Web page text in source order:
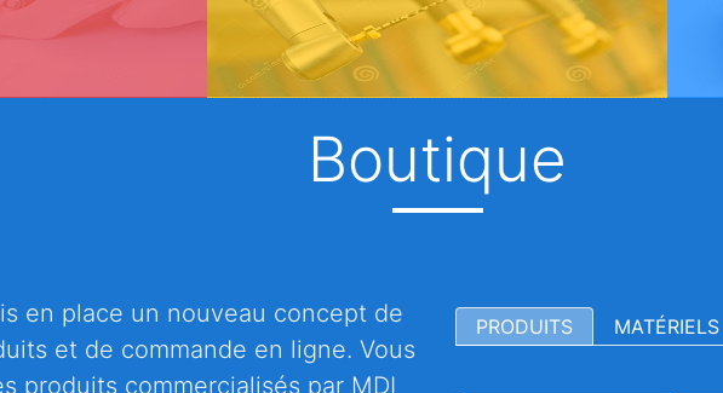
Boutique
en place un nouveau concept de
et de commande en ligne. Vous
produits commercialisés par MDI
PRODUITS MATÉRIELS